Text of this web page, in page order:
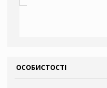
ОСОБИСТОСТІ